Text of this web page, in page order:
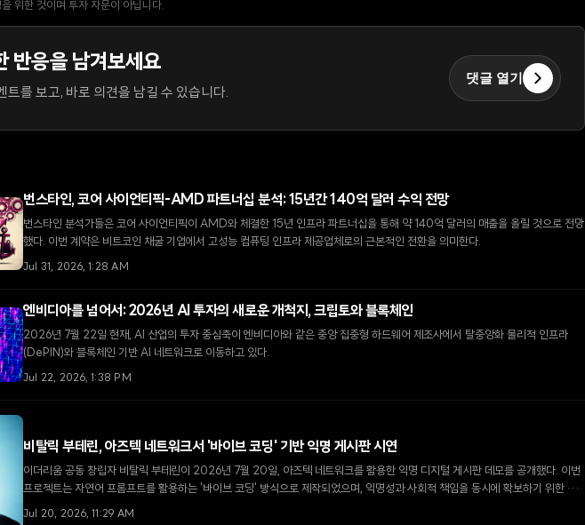
위한 것이며 투자 자문이 아닙니다.
반응을 남겨보세요
트를 보고, 바로 의견을 남길 수 있습니다.
댓글 열기
번스타인, 코어 사이언티픽-AMD 파트너십 분석: 15년간 140억 달러 수익 전망
번스타인 분석가들은 코어 사이언티픽이 AMD와 체결한 15년 인프라 파트너십을 통해 약 140억 달러의 매출을 올릴 것으로 전망
했다. 이번 계약은 비트코인 채굴 기업에서 고성능 컴퓨팅 인프라 제공업체로의 근본적인 전환을 의미한다.
Jul 31, 2026, 1:28 AM
엔비디아를 넘어서: 2026년 AI 투자의 새로운 개척지, 크립토와 블록체인
2026년 7월 22일 현재, AI 산업의 투자 중심축이 엔비디아와 같은 중앙 집중형 하드웨어 제조사에서 탈중앙화 물리적 인프라
(DePIN)와 블록체인 기반 AI 네트워크로 이동하고 있다.
Jul 22, 2026, 1:38 PM
비탈릭 부테린, 아즈텍 네트워크서 '바이브 코딩' 기반 익명 게시판 시연
이더리움 공동 창립자 비탈릭 부테린이 2026년 7월 20일, 아즈텍 네트워크를 활용한 익명 디지털 게시판 데모를 공개했다. 이번
프로젝트는 자연어 프롬프트를 활용하는 '바이브 코딩' 방식으로 제작되었으며, 익명성과 사회적 책임을 동시에 확보하기 위한 온
체인 중재 시스템을 도입했다.
Jul 20, 2026, 11:29 AM